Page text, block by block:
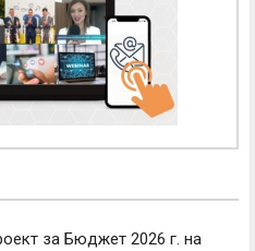
за Бюджет 2026 г. на